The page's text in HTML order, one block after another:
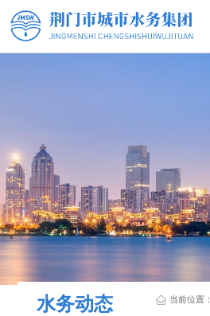
水务动态 当前位置：